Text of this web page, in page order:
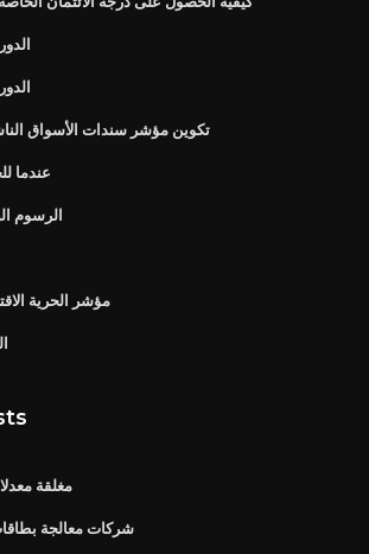
تكوين مؤشر سندات الأسواق
عندما
الرسوم
مؤشر الحرية
مغلقة
شركات معالجة